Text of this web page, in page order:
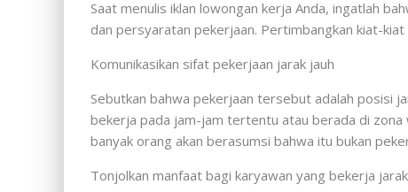
Saat menulis iklan lowongan kerja Anda, ingatlah
dan persyaratan pekerjaan. Pertimbangkan kiat-
Komunikasikan sifat pekerjaan jarak jauh
Sebutkan bahwa pekerjaan tersebut adalah posisi
bekerja pada jam-jam tertentu atau berada di zona
banyak orang akan berasumsi bahwa itu bukan
Tonjolkan manfaat bagi karyawan yang bekerja